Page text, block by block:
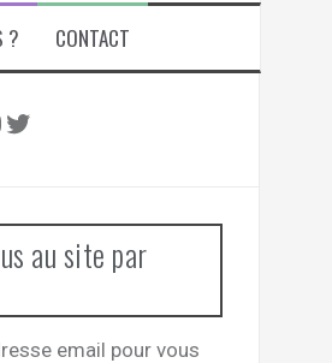
? CONTACT
Twitter
au site par
email pour vous